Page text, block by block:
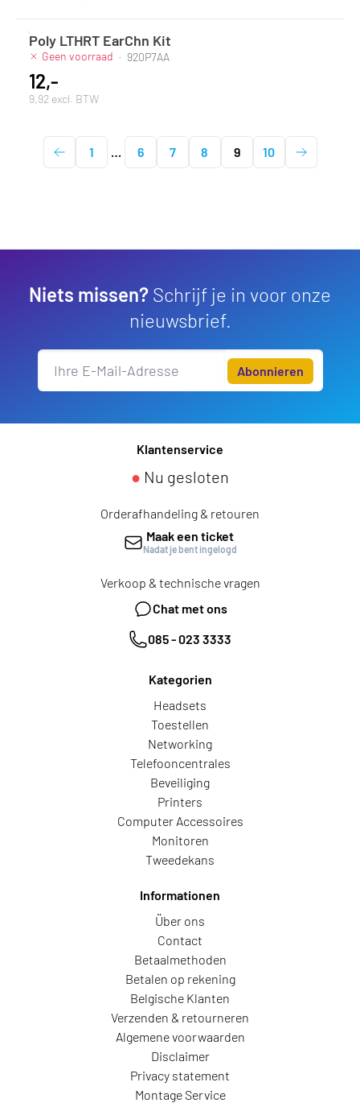
Poly LTHRT EarChn Kit
Geen voorraad · 920P7AA
12,-
9,92 excl. BTW
1 … 6 7 8 9 10
Niets missen? Schrijf je in voor onze
nieuwsbrief.
Abonnieren
Klantenservice
● Nu gesloten
Orderafhandeling & retouren
Maak een ticket
Nadat je bent ingelogd
Verkoop & technische vragen
Chat met ons
085 - 023 3333
Kategorien
Headsets
Toestellen
Networking
Telefooncentrales
Beveiliging
Printers
Computer Accessoires
Monitoren
Tweedekans
Informationen
Über ons
Contact
Betaalmethoden
Betalen op rekening
Belgische Klanten
Verzenden & retourneren
Algemene voorwaarden
Disclaimer
Privacy statement
Montage Service